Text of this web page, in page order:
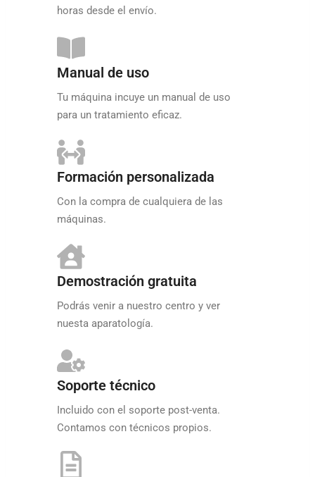
horas desde el envío.
Manual de uso
Tu máquina incuye un manual de uso
para un tratamiento eficaz.
Formación personalizada
Con la compra de cualquiera de las
máquinas.
Demostración gratuita
Podrás venir a nuestro centro y ver
nuesta aparatología.
Soporte técnico
Incluido con el soporte post-venta.
Contamos con técnicos propios.